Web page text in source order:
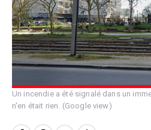
Un incendie a été signalé dans un
n'en était rien. (Google view)